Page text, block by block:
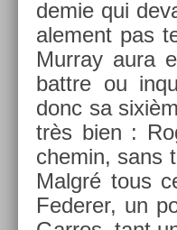
demie qui
ale­ment pas
Mur­ray aura
battre ou
donc sa
très bien :
chemin, sans
Malgré tous
Feder­er, un